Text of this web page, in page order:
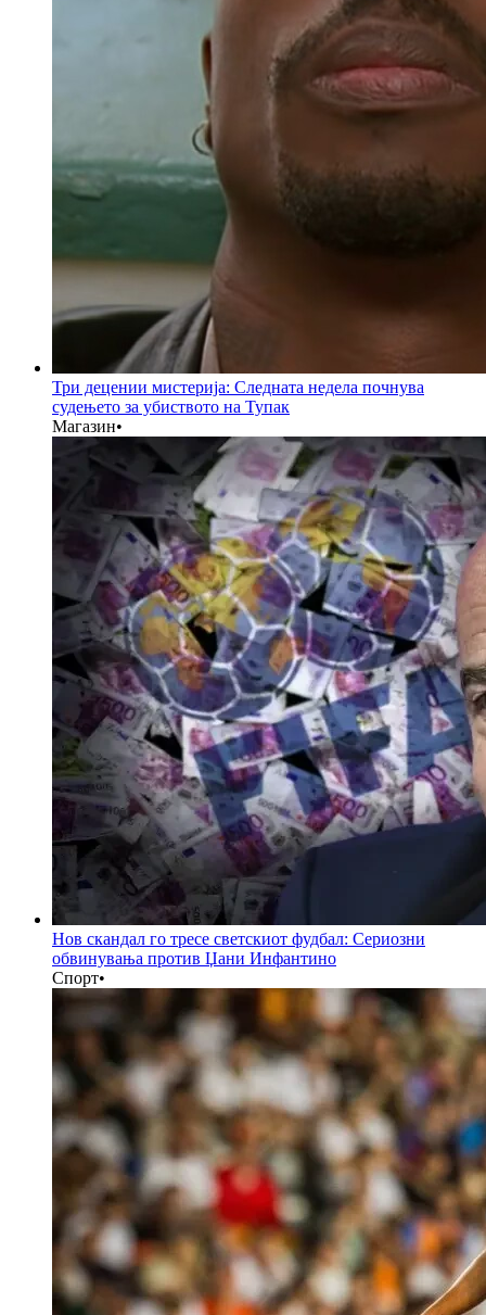
Три децении мистерија: Следната недела почнува
судењето за убиството на Тупак
Магазин•
Нов скандал го тресе светскиот фудбал: Сериозни
обвинувања против Џани Инфантино
Спорт•